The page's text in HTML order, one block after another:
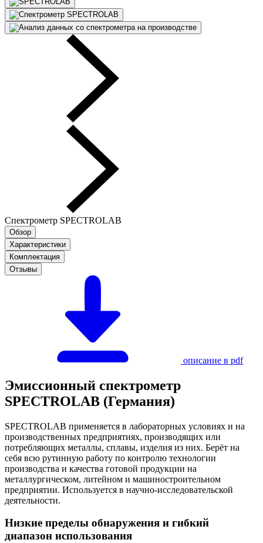
Спектрометр SPECTROLAB
Обзор
Характеристики
Комплектация
Отзывы
описание в pdf
Эмиссионный спектрометр
SPECTROLAB (Германия)
SPECTROLAB применяется в лабораторных условиях и на
производственных предприятиях, производящих или
потребляющих металлы, сплавы, изделия из них. Берёт на
себя всю рутинную работу по контролю технологии
производства и качества готовой продукции на
металлургическом, литейном и машиностроительном
предприятии. Используется в научно-исследовательской
деятельности.
Низкие пределы обнаружения и гибкий
диапазон использования